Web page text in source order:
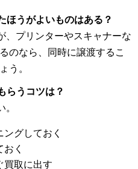
ほうがよいものはある？
、プリンターやスキャナーな
のなら、同時に譲渡するこ
う。
らうコツは？
グしておく
く
買取に出す